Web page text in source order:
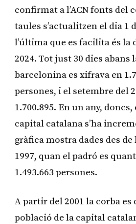
confirmat a l’ACN fonts del
taules s’actualitzen el dia 1
l’última que es facilita és la
2024. Tot just 30 dies abans
barcelonina es xifrava en
persones, i el setembre del
1.700.895. En un any,
capital catalana s’ha
gràfica mostra dades des de
1997, quan el padró es
1.493.663 persones.
A partir del 2001 la corba es
població de la capital